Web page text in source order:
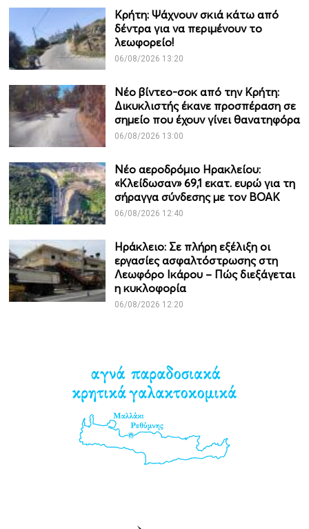
Κρήτη: Ψάχνουν σκιά κάτω από
δέντρα για να περιμένουν το
λεωφορείο!
06/08/2026 13:20
Νέο βίντεο-σοκ από την Κρήτη:
Δικυκλιστής έκανε προσπέραση σε
σημείο που έχουν γίνει θανατηφόρα
06/08/2026 13:00
Νέο αεροδρόμιο Ηρακλείου:
«Κλείδωσαν» 69,1 εκατ. ευρώ για τη
σήραγγα σύνδεσης με τον ΒΟΑΚ
06/08/2026 12:40
Ηράκλειο: Σε πλήρη εξέλιξη οι
εργασίες ασφαλτόστρωσης στη
Λεωφόρο Ικάρου – Πώς διεξάγεται
η κυκλοφορία
06/08/2026 12:20